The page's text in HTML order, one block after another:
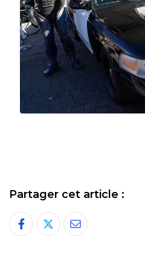
Partager cet article :
Share